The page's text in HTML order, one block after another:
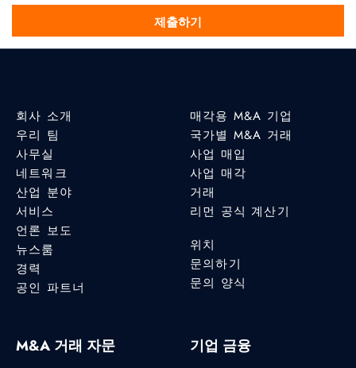
회사 소개
우리 팀
사무실
네트워크
산업 분야
서비스
언론 보도
뉴스룸
경력
공인 파트너
매각용 M&A 기업
국가별 M&A 거래
사업 매입
사업 매각
거래
리먼 공식 계산기
위치
문의하기
문의 양식
M&A 거래 자문 기업 금융